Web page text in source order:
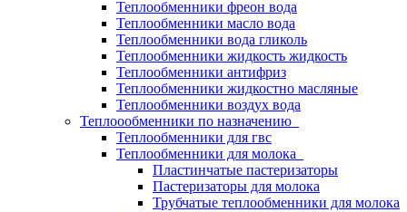
Теплообменники фреон вода
Теплообменники масло вода
Теплообменники вода гликоль
Теплообменники жидкость жидкость
Теплообменники антифриз
Теплообменники жидкостно масляные
Теплообменники воздух вода
Теплоообменники по назначению
Теплообменники для гвс
Теплообменники для молока
Пластинчатые пастеризаторы
Пастеризаторы для молока
Трубчатые теплообменники для молока